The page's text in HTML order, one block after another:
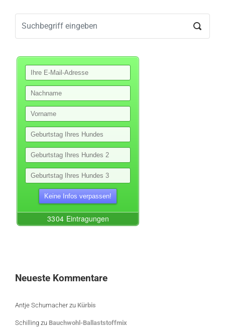
Neueste Kommentare
Antje Schumacherzu Kürbis
Schilling zu Bauchwohl-Ballaststoffmix